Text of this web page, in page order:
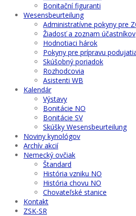
Bonitační figuranti
Wesensbeurteilung
Administratívne pokyny pre
Žiadosť a zoznam účastníkov
Hodnotiaci hárok
Pokyny pre prípravu
Skúšobný poriadok
Rozhodcovia
Asistenti WB
Kalendár
Výstavy
Bonitácie NO
Bonitácie SV
Skúšky Wesensbeurteilung
Noviny kynológov
Archív akcií
Nemecký ovčiak
Štandard
História vzniku NO
História chovu NO
Chovateľské stanice
Kontakt
ZSK-SR